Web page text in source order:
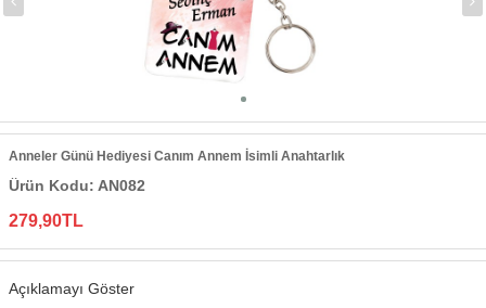
Anneler Günü Hediyesi Canım Annem İsimli Anahtarlık
Ürün Kodu: AN082
279,90TL
Açıklamayı Göster